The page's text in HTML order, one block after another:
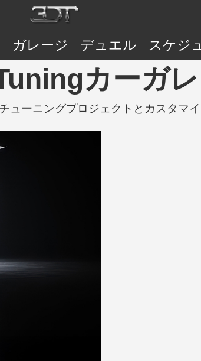
ガレージ デュエル スケジ
カーガ
ーニングプロジェクトとカスタマ